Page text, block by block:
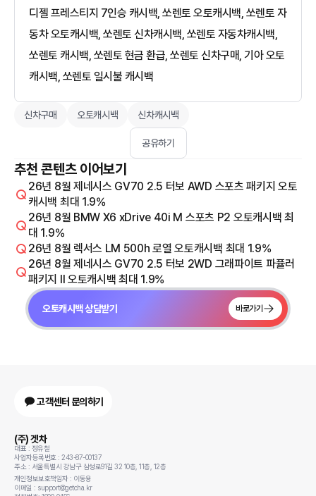
디젤 프레스티지 7인승 캐시백, 쏘렌토 오토캐시백, 쏘렌토 자
동차 오토캐시백, 쏘렌토 신차캐시백, 쏘렌토 자동차캐시백,
쏘렌토 캐시백, 쏘렌토 현금 환급, 쏘렌토 신차구매, 기아 오토
캐시백, 쏘렌토 일시불 캐시백
신차구매 오토캐시백 신차캐시백
공유하기
추천 콘텐츠 이어보기
26년 8월 제네시스 GV70 2.5 터보 AWD 스포츠 패키지 오토
캐시백 최대 1.9%
26년 8월 BMW X6 xDrive 40i M 스포츠 P2 오토캐시백 최
대 1.9%
26년 8월 렉서스 LM 500h 로열 오토캐시백 최대 1.9%
26년 8월 제네시스 GV70 2.5 터보 2WD 그래파이트 파퓰러
패키지 Il 오토캐시백 최대 1.9%
오토캐시백 상담받기 바로가기
고객센터 문의하기
(주) 겟차
대표 : 정유철
사업자등록번호 : 243-87-00137
주소 : 서울특별시 강남구 삼성로91길 32 10층, 11층, 12층
개인정보보호책임자 : 이동용
이메일 : support@getcha.kr